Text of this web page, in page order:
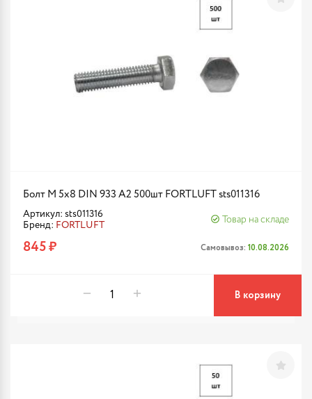
Болт М 5х8 DIN 933 A2 500шт FORTLUFT sts011316
Артикул: sts011316
Бренд: FORTLUFT
Товар на складе
845 ₽ Самовывоз: 10.08.2026
В корзину